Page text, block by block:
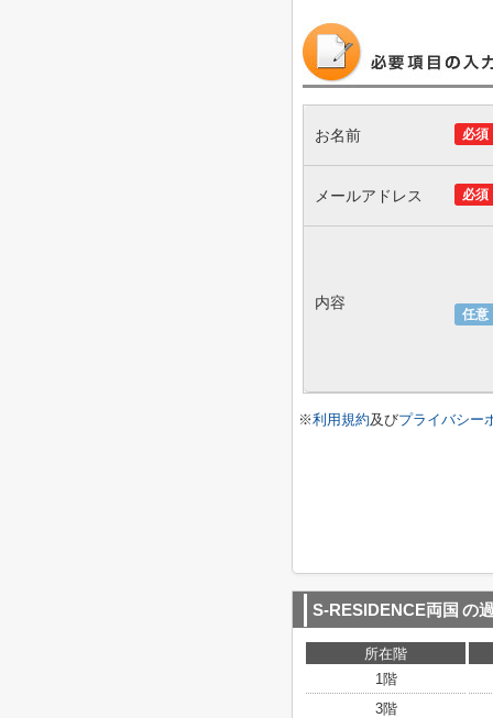
必須
お名前
必須
メールアドレス
任意
内容
※利用規約及びプライバシー
S-RESIDENCE両国 の
所在階
1階
3階